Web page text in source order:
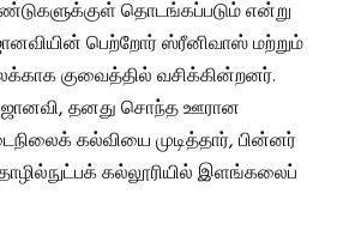
தொடங்கப்படும் என்று
ஜானவியின் பெற்றோர் ஸ்ரீனிவாஸ் மற்றும்
குவைத்தில் வசிக்கின்றனர்.
தனது சொந்த ஊரான
கல்வியை முடித்தார், பின்னர்
கல்லூரியில் இளங்கலைப்